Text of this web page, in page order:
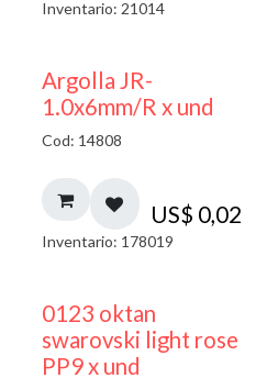
Inventario: 21014
Argolla JR-
1.0x6mm/R x und
Cod: 14808
US$ 0,02
Inventario: 178019
0123 oktan
swarovski light rose
PP9 x und